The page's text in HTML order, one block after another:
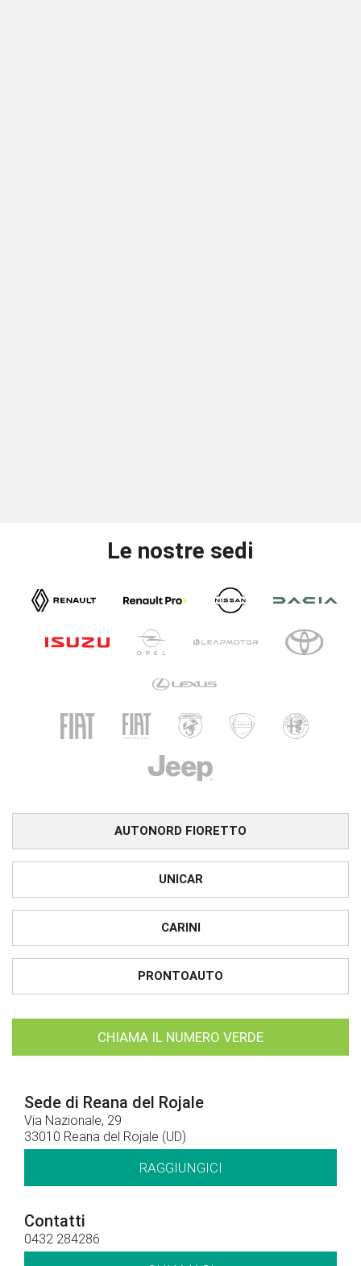
Le nostre sedi
AUTONORD FIORETTO
UNICAR
CARINI
PRONTOAUTO
CHIAMA IL NUMERO VERDE
Sede di Reana del Rojale
Via Nazionale, 29
33010 Reana del Rojale (UD)
RAGGIUNGICI
Contatti
0432 284286